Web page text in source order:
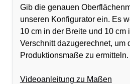
Gib die genauen
unseren Konfigurator ein. Es
10 cm in der Breite und 10 cm
Verschnitt dazugerechnet, um
Produktionsmaße zu ermitteln.
Videoanleitung zu Maßen